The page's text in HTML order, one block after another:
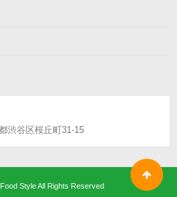
渋谷区桜丘町31-15
Style All Rights Reserved